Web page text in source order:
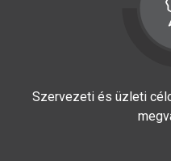
Szervezeti és üzleti